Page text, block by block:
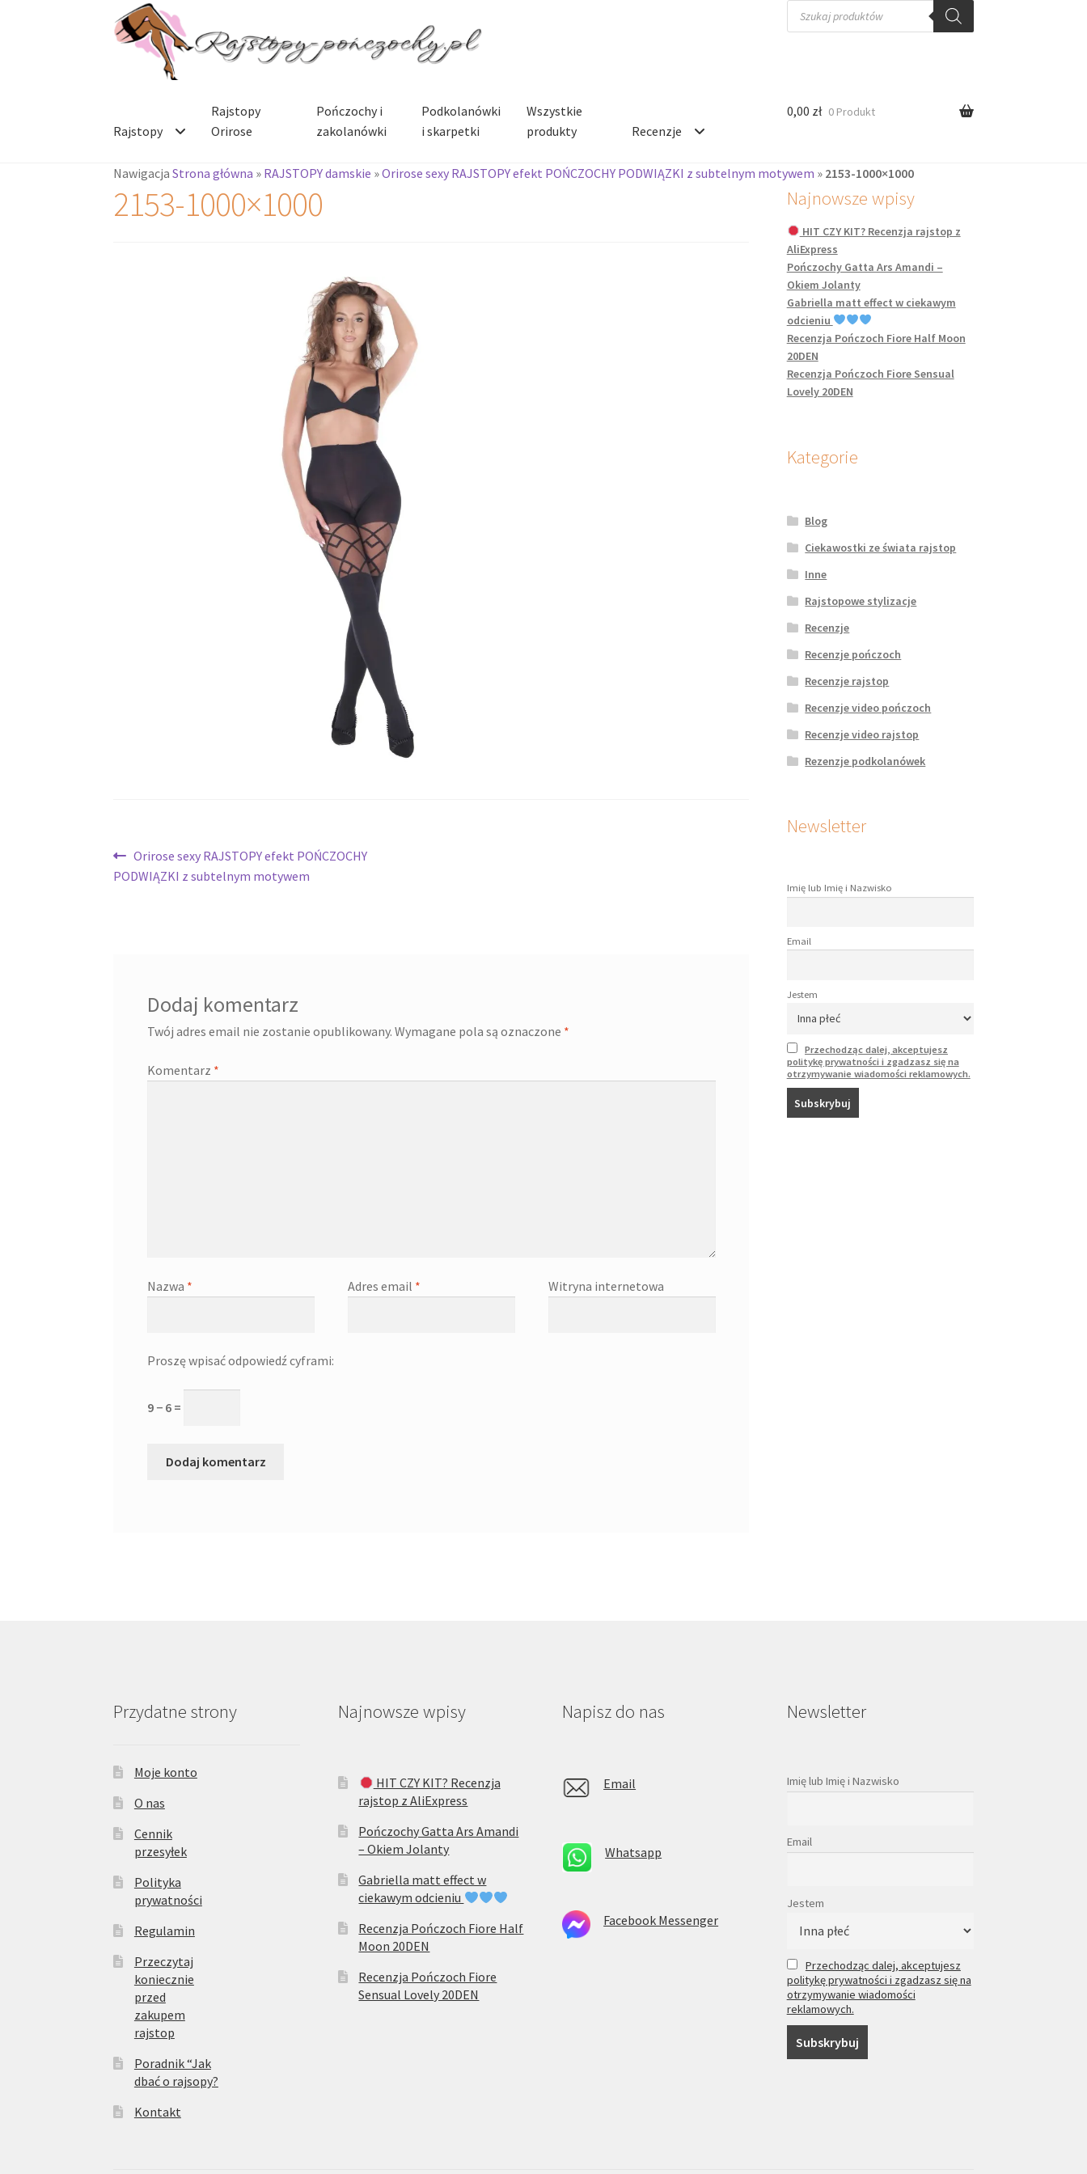
Przejdź
do
nawigacji
Przejdź
do
treści
Wyszukiwarka
produktów
Rajstopy
Rajstopy
Orirose
Pończochy i
zakolanówki
Podkolanówki
i skarpetki
Wszystkie
produkty
Recenzje
0,00 zł 0 Produkt
NawigacjaStrona główna » RAJSTOPY damskie »Orirose sexy RAJSTOPY efekt POŃCZOCHY PODWIĄZKI z subtelnym motywem » 2153-1000×1000
2153-1000×1000
Nawigacja
wpisu
Poprzedni
wpis:
Orirose sexy RAJSTOPY efekt POŃCZOCHY
PODWIĄZKI z subtelnym motywem
Dodaj komentarz
Twój adres email nie zostanie opublikowany. Wymagane pola są oznaczone *
Komentarz *
Nazwa * Adres email * Witryna internetowa
Proszę wpisać odpowiedź cyframi:
9 − 6 =
Najnowsze wpisy
HIT CZY KIT? Recenzja rajstop z
AliExpress
Pończochy Gatta Ars Amandi –
Okiem Jolanty
Gabriella matt effect w ciekawym
odcieniu
Recenzja Pończoch Fiore Half Moon
20DEN
Recenzja Pończoch Fiore Sensual
Lovely 20DEN
Kategorie
Blog
Ciekawostki ze świata rajstop
Inne
Rajstopowe stylizacje
Recenzje
Recenzje pończoch
Recenzje rajstop
Recenzje video pończoch
Recenzje video rajstop
Rezenzje podkolanówek
Newsletter
Imię lub Imię i Nazwisko
Email
Jestem
Przechodząc dalej, akceptujesz
politykę prywatności i zgadzasz się na
otrzymywanie wiadomości reklamowych.
Przydatne strony
Moje konto
O nas
Cennik
przesyłek
Polityka
prywatności
Regulamin
Przeczytaj
koniecznie
przed
zakupem
rajstop
Poradnik “Jak
dbać o rajsopy?
Kontakt
Najnowsze wpisy
HIT CZY KIT? Recenzja
rajstop z AliExpress
Pończochy Gatta Ars Amandi
– Okiem Jolanty
Gabriella matt effect w
ciekawym odcieniu
Recenzja Pończoch Fiore Half
Moon 20DEN
Recenzja Pończoch Fiore
Sensual Lovely 20DEN
Napisz do nas
Email
Whatsapp
Facebook Messenger
Newsletter
Imię lub Imię i Nazwisko
Email
Jestem
Przechodząc dalej, akceptujesz
politykę prywatności i zgadzasz się na
otrzymywanie wiadomości
reklamowych.